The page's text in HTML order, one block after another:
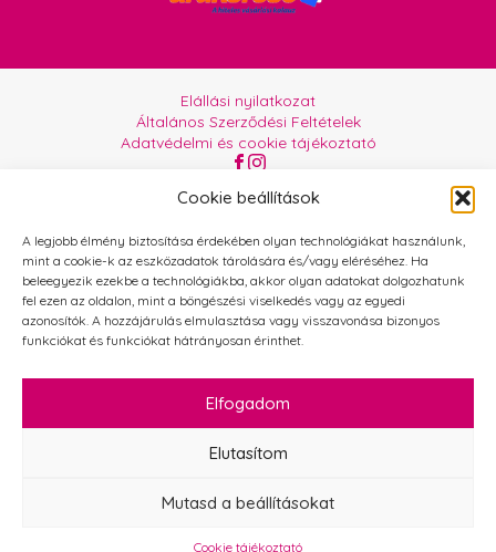
Cookie beállítások
A legjobb élmény biztosítása érdekében olyan technológiákat használunk,
mint a cookie-k az eszközadatok tárolására és/vagy eléréséhez. Ha
beleegyezik ezekbe a technológiákba, akkor olyan adatokat dolgozhatunk
fel ezen az oldalon, mint a böngészési viselkedés vagy az egyedi
azonosítók. A hozzájárulás elmulasztása vagy visszavonása bizonyos
funkciókat és funkciókat hátrányosan érinthet.
Elfogadom
Elutasítom
Mutasd a beállításokat
Cookie tájékoztató
Elállási nyilatkozat
Általános Szerződési Feltételek
Adatvédelmi és cookie tájékoztató